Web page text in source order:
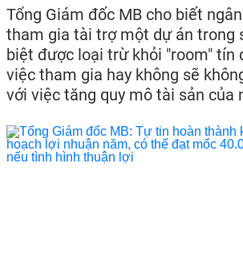
Tổng Giám đốc MB cho biết
tham gia tài trợ một dự án trong
biệt được loại trừ khỏi "room" tín
việc tham gia hay không sẽ
với việc tăng quy mô tài sản của